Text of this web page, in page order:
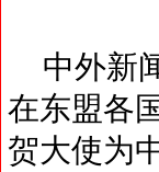
中外新
在东盟各
贺大使为